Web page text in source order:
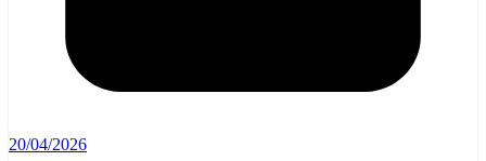
20/04/2026